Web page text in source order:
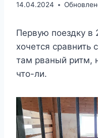
14.04.2024
Первую поездку в
хочется
там рваный ритм,
что-ли.